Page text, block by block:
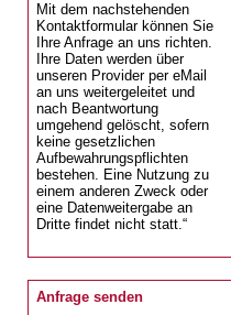
Mit dem nachstehenden
Kontaktformular können Sie
Ihre Anfrage an uns richten.
Ihre Daten werden über
unseren Provider per eMail
an uns weitergeleitet und
nach Beantwortung
umgehend gelöscht, sofern
keine gesetzlichen
Aufbewahrungspflichten
bestehen. Eine Nutzung zu
einem anderen Zweck oder
eine Datenweitergabe an
Dritte findet nicht statt.“
Anfrage senden